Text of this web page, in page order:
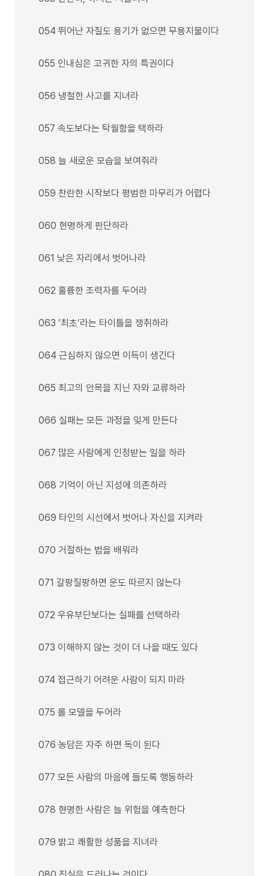
054 뛰어난 자질도 용기가 없으면 무용지물이다
055 인내심은 고귀한 자의 특권이다
056 냉철한 사고를 지녀라
057 속도보다는 탁월함을 택하라
058 늘 새로운 모습을 보여줘라
059 찬란한 시작보다 평범한 마무리가 어렵다
060 현명하게 판단하라
061 낮은 자리에서 벗어나라
062 훌륭한 조력자를 두어라
063 ‘최초’라는 타이틀을 쟁취하라
064 근심하지 않으면 이득이 생긴다
065 최고의 안목을 지닌 자와 교류하라
066 실패는 모든 과정을 잊게 만든다
067 많은 사람에게 인정받는 일을 하라
068 기억이 아닌 지성에 의존하라
069 타인의 시선에서 벗어나 자신을 지켜라
070 거절하는 법을 배워라
071 갈팡질팡하면 운도 따르지 않는다
072 우유부단보다는 실패를 선택하라
073 이해하지 않는 것이 더 나을 때도 있다
074 접근하기 어려운 사람이 되지 마라
075 롤 모델을 두어라
076 농담은 자주 하면 독이 된다
077 모든 사람의 마음에 들도록 행동하라
078 현명한 사람은 늘 위험을 예측한다
079 밝고 쾌활한 성품을 지녀라